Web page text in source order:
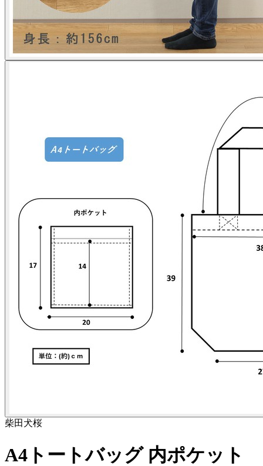
柴田 犬桜
A4トートバッグ 内ポケット